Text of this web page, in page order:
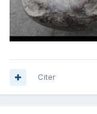
Citer